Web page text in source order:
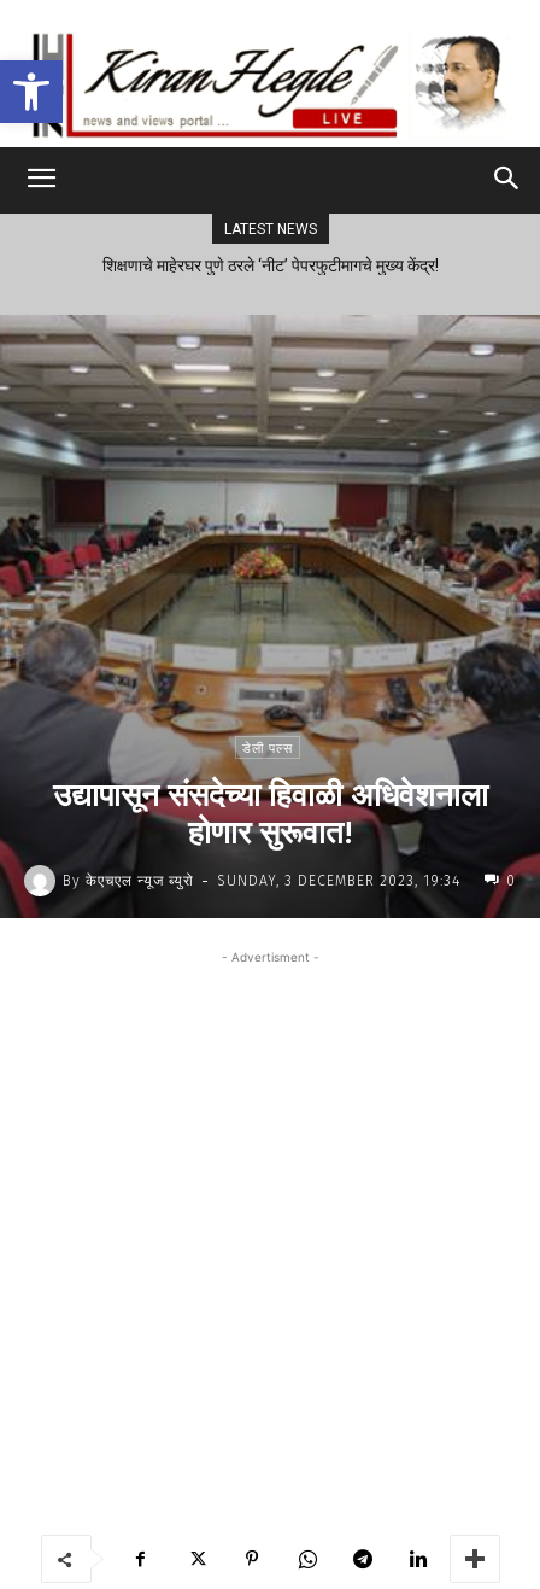
Open toolbar
LATEST NEWS
शिक्षणाचे माहेरघर पुणे ठरले ‘नीट’ पेपरफुटीमागचे मुख्य केंद्र!
डेली पल्स
उद्यापासून संसदेच्या हिवाळी अधिवेशनाला
होणार सुरूवात!
By केएचएल न्यूज ब्युरो - SUNDAY, 3 DECEMBER 2023, 19:34 0
- Advertisment -